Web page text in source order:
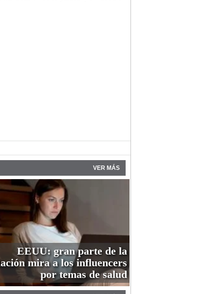
VER MÁS
EEUU: gran parte de la
mira a los influencers
por temas de salud